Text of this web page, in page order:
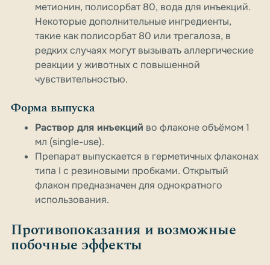
метионин, полисорбат 80, вода для инъекций.
Некоторые дополнительные ингредиенты,
такие как полисорбат 80 или трегалоза, в
редких случаях могут вызывать аллергические
реакции у животных с повышенной
чувствительностью.
Форма выпуска
Раствор для инъекций во флаконе объёмом 1
мл (single-use).
Препарат выпускается в герметичных флаконах
типа I с резиновыми пробками. Открытый
флакон предназначен для однократного
использования.
Противопоказания и возможные
побочные эффекты